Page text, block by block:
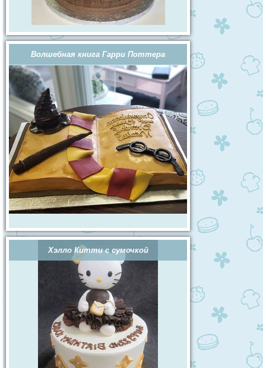
Волшебная книга Гарри Поттера
Хэлло Китти с сумочкой